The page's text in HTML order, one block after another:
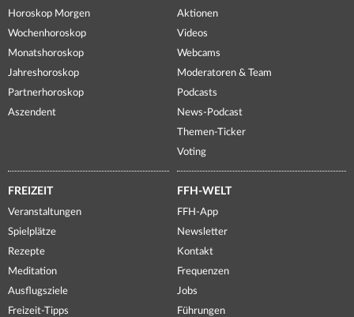
Horoskop Morgen
Wochenhoroskop
Monatshoroskop
Jahreshoroskop
Partnerhoroskop
Aszendent
Aktionen
Videos
Webcams
Moderatoren & Team
Podcasts
News-Podcast
Themen-Ticker
Voting
FREIZEIT
Veranstaltungen
Spielplätze
Rezepte
Meditation
Ausflugsziele
Freizeit-Tipps
FFH-WELT
FFH-App
Newsletter
Kontakt
Frequenzen
Jobs
Führungen